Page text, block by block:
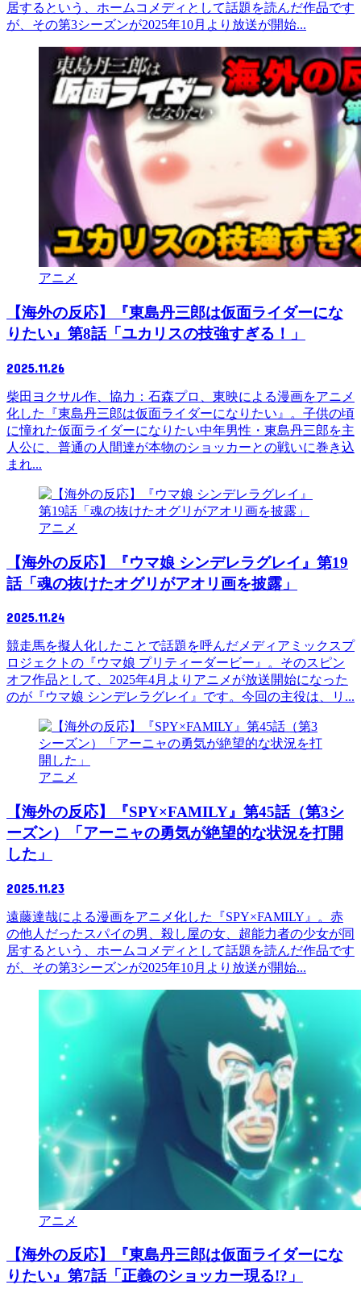
居するという、ホームコメディとして話題を読んだ作品です
が、その第3シーズンが2025年10月より放送が開始...
アニメ
【海外の反応】『東島丹三郎は仮面ライダーにな
りたい』第8話「ユカリスの技強すぎる！」
2025.11.26
柴田ヨクサル作、協力：石森プロ、東映による漫画をアニメ
化した『東島丹三郎は仮面ライダーになりたい』。子供の頃
に憧れた仮面ライダーになりたい中年男性・東島丹三郎を主
人公に、普通の人間達が本物のショッカーとの戦いに巻き込
まれ...
アニメ
【海外の反応】『ウマ娘 シンデレラグレイ』第19
話「魂の抜けたオグリがアオリ画を披露」
2025.11.24
競走馬を擬人化したことで話題を呼んだメディアミックスプ
ロジェクトの『ウマ娘 プリティーダービー』。そのスピン
オフ作品として、2025年4月よりアニメが放送開始になった
のが『ウマ娘 シンデレラグレイ』です。今回の主役は、リ...
アニメ
【海外の反応】『SPY×FAMILY』第45話（第3シ
ーズン）「アーニャの勇気が絶望的な状況を打開
した」
2025.11.23
遠藤達哉による漫画をアニメ化した『SPY×FAMILY』。赤
の他人だったスパイの男、殺し屋の女、超能力者の少女が同
居するという、ホームコメディとして話題を読んだ作品です
が、その第3シーズンが2025年10月より放送が開始...
アニメ
【海外の反応】『東島丹三郎は仮面ライダーにな
りたい』第7話「正義のショッカー現る!?」